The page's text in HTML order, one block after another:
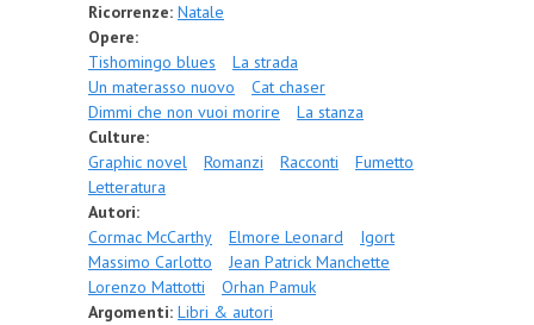
Ricorrenze: Natale
Opere:
Tishomingo blues
La strada
Un materasso nuovo
Cat chaser
Dimmi che non vuoi morire
La stanza
Culture:
Graphic novel
Romanzi Racconti
Fumetto
Letteratura
Autori:
Cormac McCarthy
Elmore Leonard
Igort
Massimo Carlotto
Jean Patrick Manchette
Lorenzo Mattotti
Orhan Pamuk
Argomenti: Libri & autori